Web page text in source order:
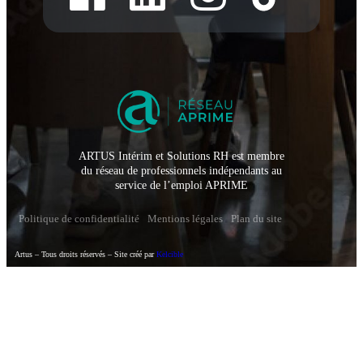
ARTUS Intérim et Solutions RH est membre
du réseau de professionnels indépendants au
service de l’emploi APRIME
Politique de confidentialité Mentions légales Plan du site
Artus – Tous droits réservés – Site créé parKelcible